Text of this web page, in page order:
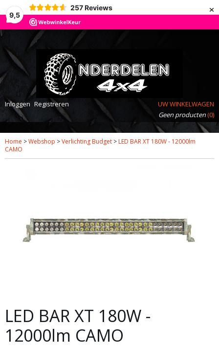
9,5
257 Reviews ×
Inloggen Registreren
UW WINKELWAGEN
Geen producten(0)
Home >Webshop >Verlichting Budget > LED BAR XT 180W - 12000lm
CAMO
LED BAR XT 180W -
12000lm CAMO